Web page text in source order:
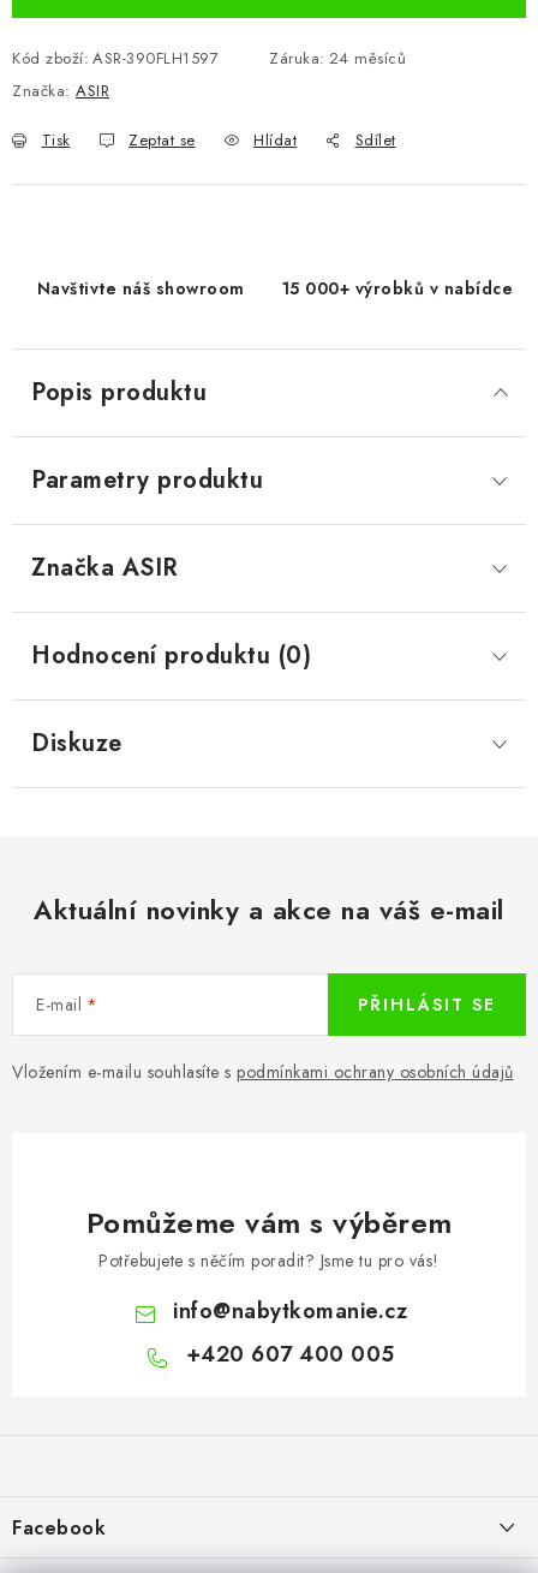
Kód zboží: ASR-390FLH1597 Záruka: 24 měsíců
Značka: ASIR
Tisk Zeptat se Hlídat Sdílet
Navštivte náš showroom 15 000+ výrobků v nabídce
Popis produktu
Parametry produktu
Značka ASIR
Hodnocení produktu (0)
Diskuze
Aktuální novinky a akce na váš e-mail
E-mail
Vložením e-mailu souhlasíte s podmínkami ochrany osobních údajů
PŘIHLÁSIT SE
Pomůžeme vám s výběrem
Potřebujete s něčím poradit? Jsme tu pro vás!
info@nabytkomanie.cz
+420 607 400 005
aFacebook